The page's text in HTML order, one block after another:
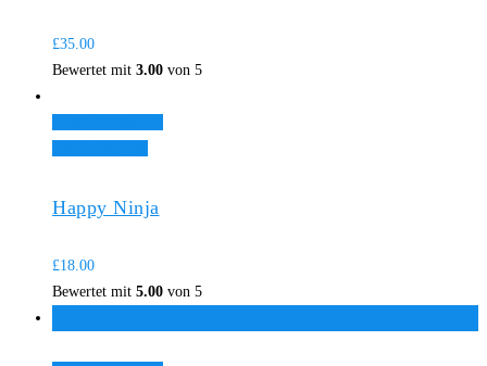
£35.00
Bewertet mit 3.00 von 5
Happy Ninja
£18.00
Bewertet mit 5.00 von 5